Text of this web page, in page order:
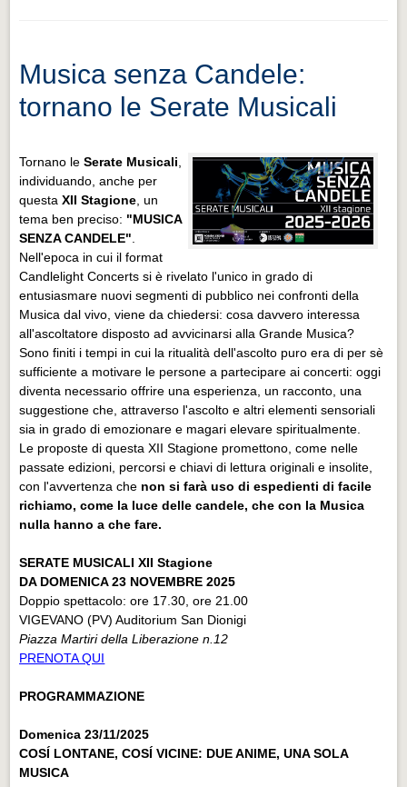
Musica senza Candele:
tornano le Serate Musicali
Tornano leSerate Musicali
individuando, anche per
questaXII Stagione , un
tema ben preciso: "MUSICA
SENZA CANDELE"
Nell'epoca in cui il format
Candlelight Concerts si è rivelato l'unico in grado di
entusiasmare nuovi segmenti di pubblico nei confronti della
Musica dal vivo, viene da chiedersi: cosa davvero interessa
all'ascoltatore disposto ad avvicinarsi alla Grande Musica?
Sono finiti i tempi in cui la ritualità dell'ascolto puro era di per sè
sufficiente a motivare le persone a partecipare ai concerti: oggi
diventa necessario offrire una esperienza, un racconto, una
suggestione che, attraverso l'ascolto e altri elementi sensoriali
sia in grado di emozionare e magari elevare spiritualmente.
Le proposte di questa XII Stagione promettono, come nelle
passate edizioni, percorsi e chiavi di lettura originali e insolite,
con l'avvertenza che non si farà uso di espedienti di facile
richiamo, come la luce delle candele, che con la Musica
nulla hanno a che fare.
SERATE MUSICALI XII Stagione
DA DOMENICA 23 NOVEMBRE 2025
Doppio spettacolo: ore 17.30, ore 21.00
VIGEVANO (PV) Auditorium San Dionigi
Piazza Martiri della Liberazione n.12
PRENOTA QUI
PROGRAMMAZIONE
Domenica 23/11/2025
COSÍ LONTANE, COSÍ VICINE: DUE ANIME, UNA SOLA
MUSICA